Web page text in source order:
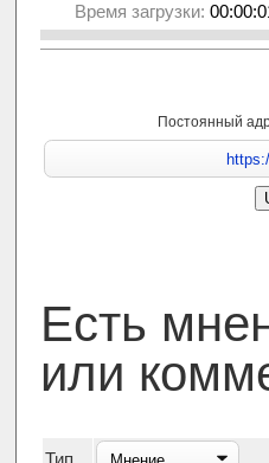
Время загрузки:
Постоянный
Есть
или
Тип